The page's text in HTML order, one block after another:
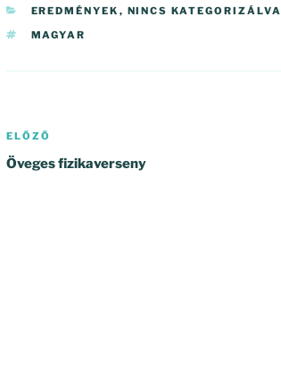
KATEGÓRIÁK
EREDMÉNYEK , NINCS KATEGORIZÁLVA
CÍMKÉK
MAGYAR
Bejegyzés
navigáció
Korábbi
bejegyzés
ELŐZŐ
Öveges fizikaverseny